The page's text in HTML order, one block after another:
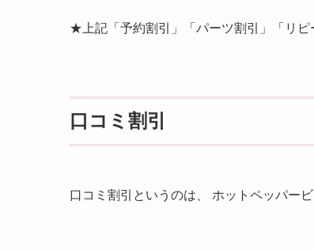
★上記「予約割引」「パーツ割引」「リ
口コミ割引
口コミ割引というのは、 ホットペッパー